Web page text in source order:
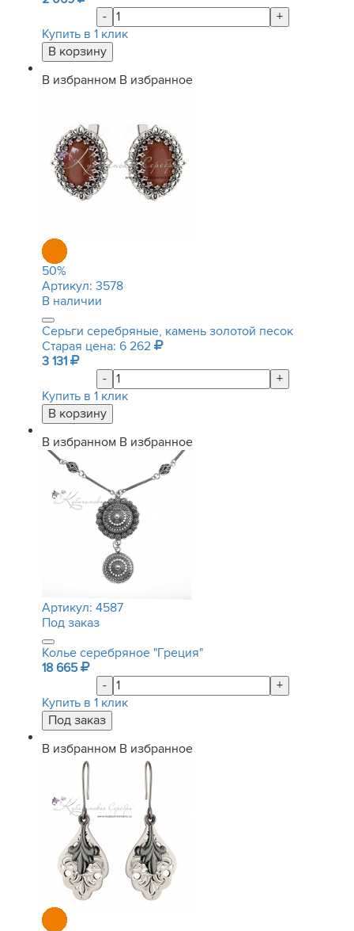
-
+
Купить в 1 клик
В избранном В избранное
50%
Артикул: 3578
В наличии
Серьги серебряные, камень золотой песок
Старая цена: 6 262
3 131
-
+
Купить в 1 клик
В избранном В избранное
Артикул: 4587
Под заказ
Колье серебряное "Греция"
18 665
-
+
Купить в 1 клик
В избранном В избранное